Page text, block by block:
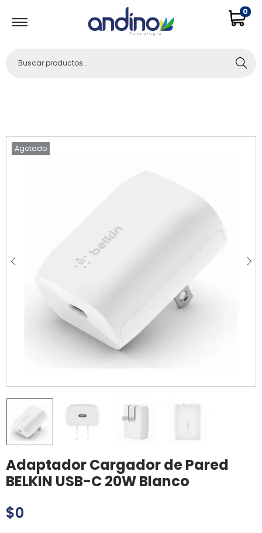
0
Buscar
Agotado
Adaptador Cargador de Pared
BELKIN USB-C 20W Blanco
$0